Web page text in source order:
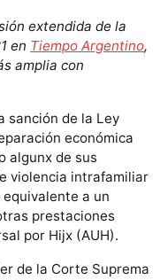
extendida de la
en Tiempo Argentino,
amplia con
sanción de la Ley
económica
algunx de sus
violencia intrafamiliar
a un
prestaciones
por Hijx (AUH).
de la Corte Suprema